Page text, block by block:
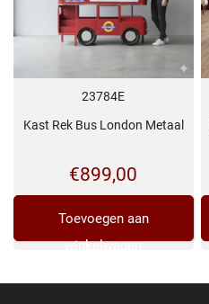
23784E
Kast Rek Bus London Metaal
€899,00
Toevoegen aan
winkelwagen